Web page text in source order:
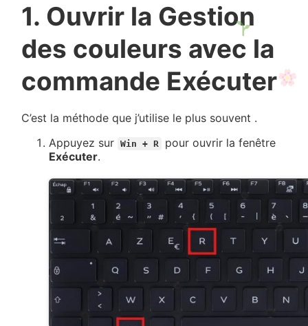
1. Ouvrir la Gestion
des couleurs avec la
commande Exécuter
C’est la méthode que j’utilise le plus souvent .
Appuyez sur
Win + R
pour ouvrir la fenêtre
Exécuter.